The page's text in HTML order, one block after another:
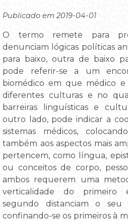
Publicado em 2019-04-01
O termo remete para
denunciam lógicas políticas
para baixo, outra de baixo
pode referir-se a um
biomédico em que médico
diferentes culturas e no
barreiras linguísticas e
outro lado, pode indicar a
sistemas médicos,
também aos aspectos mais
pertencem, como língua,
ou conceitos de corpo,
ambos requerem uma
verticalidade do primeiro
segundo distanciam o seu
confinando-se os primeiros à